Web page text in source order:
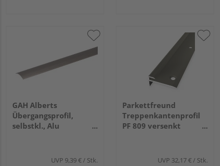
GAH Alberts
Übergangsprofil,
selbstkl., Alu
UVP 9,39 €/ Stk.
Parkettfreund
Treppenkantenprofil
PF 809 versenkt
UVP 32,17 €/ Stk.